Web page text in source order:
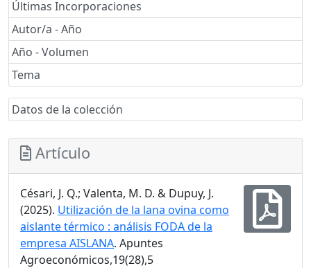
Últimas Incorporaciones
Autor/a - Año
Año - Volumen
Tema
Datos de la colección
Artículo
Césari, J. Q.; Valenta, M. D. & Dupuy, J.
(2025). Utilización de la lana ovina como
aislante térmico : análisis FODA de la
empresa AISLANA. Apuntes
Agroeconómicos,19(28),5